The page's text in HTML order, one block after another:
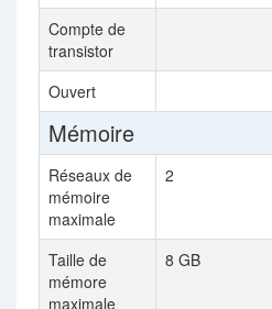
Compte de
transistor
Ouvert
Mémoire
Réseaux de
mémoire
maximale
2
Taille de
mémore
maximale
8 GB